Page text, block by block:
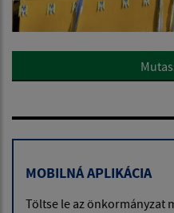
MOBILNÁ APLIKÁCIA
Töltse le az önkormányzat